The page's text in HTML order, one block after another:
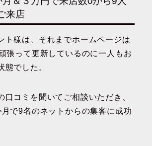
来店
ト様は、それまでホームページは
張って更新しているのに一人もお
態でした。
口コミを聞いてご相談いただき、
で9名のネットからの集客に成功